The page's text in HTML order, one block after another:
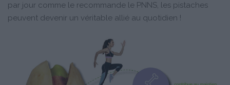
par jour comme le recommande le PNNS, les pistaches
peuvent devenir un véritable allié au quotidien !